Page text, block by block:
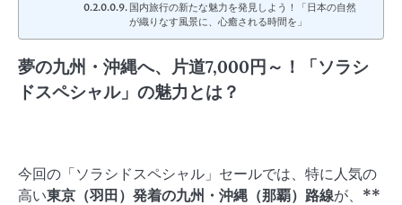
国内旅行の新たな魅力を発見しよう！「日本の自然
が織りなす風景に、心癒される時間を」
夢の九州・沖縄へ、片道7,000円～！「ソラシ
ドスペシャル」の魅力とは？
今回の「ソラシドスペシャル」セールでは、特に人気の
高い東京（羽田）発着の九州・沖縄（那覇）路線が、**